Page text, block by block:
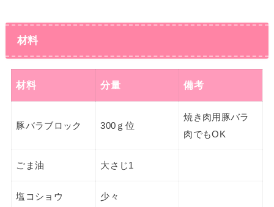
材料
材料 分量 備考
豚バラブロック 300ｇ位
焼き肉用豚バラ
肉でもOK
ごま油 大さじ1
塩コショウ 少々